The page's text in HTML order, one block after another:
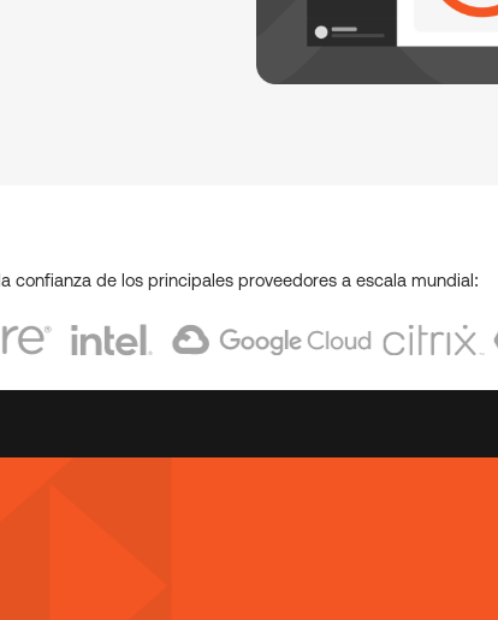
confianza de los principales proveedores a escala mundial: